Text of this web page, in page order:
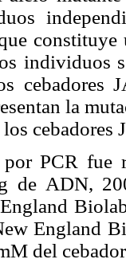
constituye
individuos
cebadores
la
cebadores
PCR fue
de ADN,
England
del